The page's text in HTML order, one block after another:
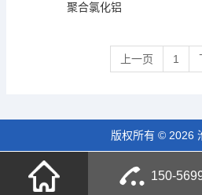
聚合氯化铝
上一页 1
版权所有 © 2026
150-